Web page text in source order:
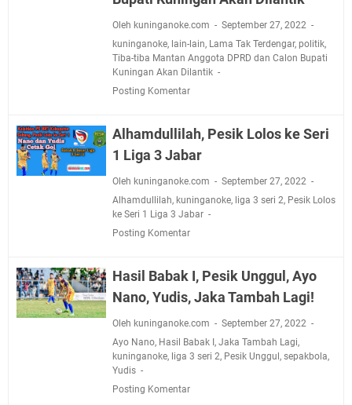
Oleh kuninganoke.com
September 27, 2022
kuninganoke, lain-lain, Lama Tak Terdengar, politik,
Tiba-tiba Mantan Anggota DPRD dan Calon Bupati
Kuningan Akan Dilantik
Posting Komentar
Alhamdullilah, Pesik Lolos ke Seri
1 Liga 3 Jabar
Oleh kuninganoke.com
September 27, 2022
Alhamdullilah, kuninganoke, liga 3 seri 2, Pesik Lolos
ke Seri 1 Liga 3 Jabar
Posting Komentar
Hasil Babak I, Pesik Unggul, Ayo
Nano, Yudis, Jaka Tambah Lagi!
Oleh kuninganoke.com
September 27, 2022
Ayo Nano, Hasil Babak I , Jaka Tambah Lagi,
kuninganoke, liga 3 seri 2, Pesik Unggul , sepakbola,
Yudis
Posting Komentar